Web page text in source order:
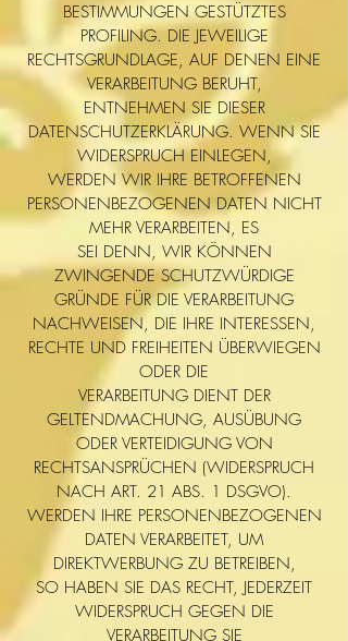
BESTIMMUNGEN GESTÜTZTES
PROFILING. DIE JEWEILIGE
RECHTSGRUNDLAGE, AUF DENEN EINE
VERARBEITUNG BERUHT,
ENTNEHMEN SIE DIESER
DATENSCHUTZERKLÄRUNG. WENN SIE
WIDERSPRUCH EINLEGEN,
WERDEN WIR IHRE BETROFFENEN
PERSONENBEZOGENEN DATEN NICHT
MEHR VERARBEITEN, ES
SEI DENN, WIR KÖNNEN
ZWINGENDE SCHUTZWÜRDIGE
GRÜNDE FÜR DIE VERARBEITUNG
NACHWEISEN, DIE IHRE INTERESSEN,
RECHTE UND FREIHEITEN ÜBERWIEGEN
ODER DIE
VERARBEITUNG DIENT DER
GELTENDMACHUNG, AUSÜBUNG
ODER VERTEIDIGUNG VON
RECHTSANSPRÜCHEN (WIDERSPRUCH
NACH ART. 21 ABS. 1 DSGVO).
WERDEN IHRE PERSONENBEZOGENEN
DATEN VERARBEITET, UM
DIREKTWERBUNG ZU BETREIBEN,
SO HABEN SIE DAS RECHT, JEDERZEIT
WIDERSPRUCH GEGEN DIE
VERARBEITUNG SIE